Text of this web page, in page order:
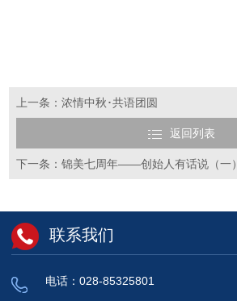
上一条：浓情中秋･共语团圆
返回列表
下一条：锦美七周年——创始人有话说（一）
联系我们
电话：028-85325801